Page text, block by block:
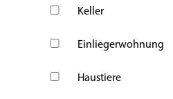
Keller
Einliegerwohnung
Haustiere